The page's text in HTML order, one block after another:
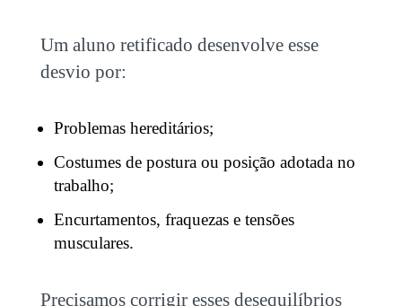
Um aluno retificado desenvolve esse
desvio por:
Problemas hereditários;
Costumes de postura ou posição adotada no
trabalho;
Encurtamentos, fraquezas e tensões
musculares.
Precisamos corrigir esses desequilíbrios